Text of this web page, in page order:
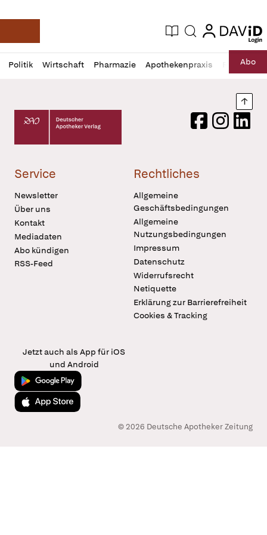
Deutsche Apotheker Zeitung
Aktuelle Ausgabe
Suche login
login
Politik Wirtschaft Pharmazie Apothekenpraxis RechtAbo
Profil
öffnen
Daz
Pur
Deutscher Apotheker Verlag Logo
FacebookInstagram
Service
Newsletter
Über uns
Kontakt
Mediadaten
Abo kündigen
RSS-Feed
Rechtliches
Allgemeine
Geschäftsbedingungen
Allgemeine
Nutzungsbedingungen
Impressum
Datenschutz
Widerrufsrecht
Netiquette
Erklärung zur Barrierefreiheit
Cookies & Tracking
Jetzt auch als App für iOS
und Android
Jetzt bei Google Play
Laden im App Store
© 2026 Deutsche Apotheker Zeitung